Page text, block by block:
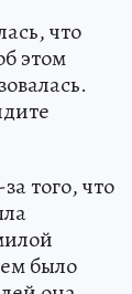
что
этом
того, что
было